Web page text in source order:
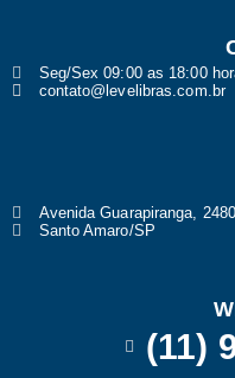
Seg/Sex 09:00 as 18:00
contato@levelibras.com.br
Avenida Guarapiranga, 2480
Santo Amaro/SP
(11)